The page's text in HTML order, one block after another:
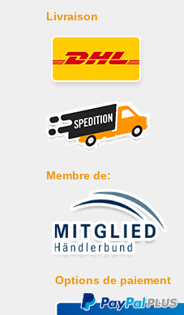
Livraison
Membre de:
Options de paiement